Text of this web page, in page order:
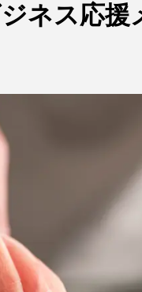
【hibana編集部
営＆フードビジネ
サービス紹介｜
ネス応援